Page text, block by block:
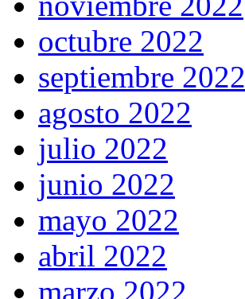
octubre 2022
septiembre 2022
agosto 2022
julio 2022
junio 2022
mayo 2022
abril 2022
marzo 2022